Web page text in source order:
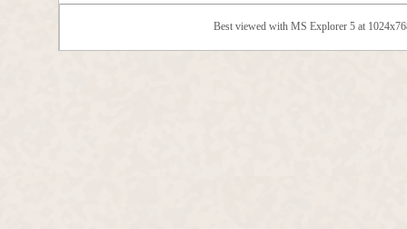
Best viewed with MS Explorer 5 at